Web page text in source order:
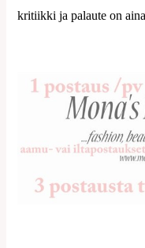
kritiikki ja palaute on